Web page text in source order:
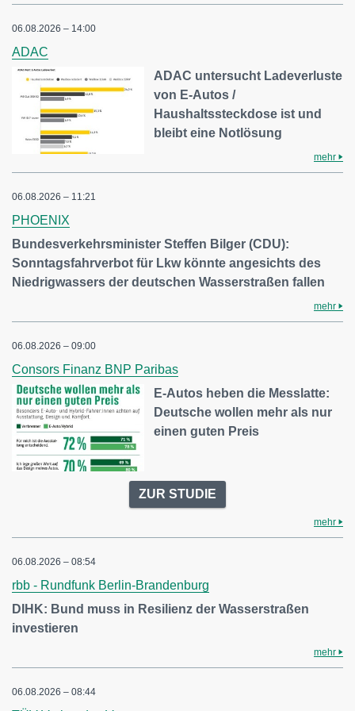
06.08.2026 – 14:00
ADAC
ADAC untersucht Ladeverluste
von E-Autos /
Haushaltssteckdose ist und
bleibt eine Notlösung
mehr
06.08.2026 – 11:21
PHOENIX
Bundesverkehrsminister Steffen Bilger (CDU):
Sonntagsfahrverbot für Lkw könnte angesichts des
Niedrigwassers der deutschen Wasserstraßen fallen
mehr
06.08.2026 – 09:00
Consors Finanz BNP Paribas
E-Autos heben die Messlatte:
Deutsche wollen mehr als nur
einen guten Preis
ZUR STUDIE
mehr
06.08.2026 – 08:54
rbb - Rundfunk Berlin-Brandenburg
DIHK: Bund muss in Resilienz der Wasserstraßen
investieren
mehr
06.08.2026 – 08:44